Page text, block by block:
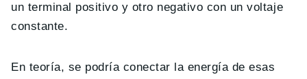
un terminal positivo y otro negativo con un voltaje
constante.
En teoría, se podría conectar la energía de esas